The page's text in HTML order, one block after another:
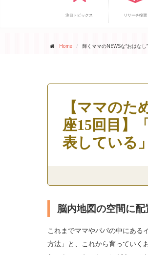
注目トピックス リサーチ投票
Home 輝くママのNEWSな“おはなし”
【ママの
座15回目】
表している」
脳内地図の空間に
これまでママやパパの中にある
方法」と、これから育っていく